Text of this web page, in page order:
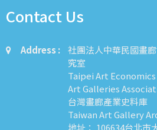
Contact Us
Address :
社團法人中華民國畫
究室
Taipei Art
Art Galleries
台灣畫廊產業史料庫
Taiwan Art Gallery
地址： 106634台北市